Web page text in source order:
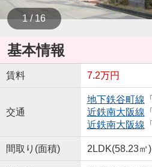
1 / 16
基本情報
賃料 7.2万円
交通
地下鉄谷町線 「
近鉄南大阪線 「
近鉄南大阪線 「
間取り(面積) 2LDK(58.23㎡)